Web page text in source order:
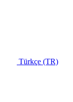
Türkçe (TR)